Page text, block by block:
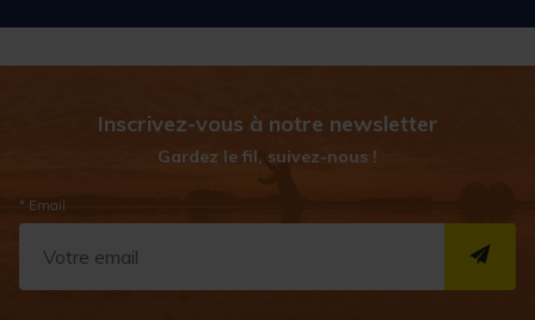
Inscrivez-vous à notre newsletter
Gardez le fil, suivez-nous !
* Email